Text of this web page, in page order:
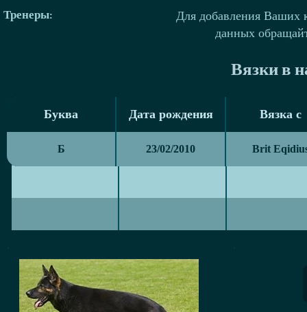
Тренеры:
Для добавления Ваших
данных
Вязки в
Буква Дата рождения Вязка с
Буква Дата рождения Вязка с
Б 23/02/2010 Brit